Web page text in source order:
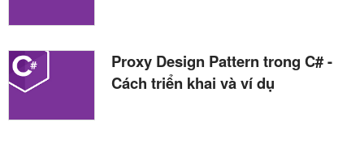
Proxy Design Pattern trong C# -
Cách triển khai và ví dụ